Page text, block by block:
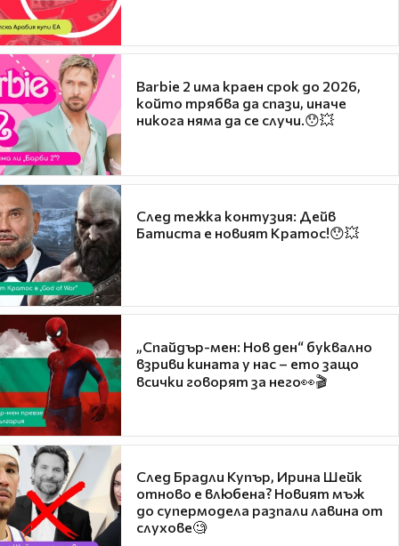
Barbie 2 има краен срок до 2026,
който трябва да спази, иначе
никога няма да се случи.😯💥
След тежка контузия: Дейв
Батиста е новият Кратос!😯💥
„Спайдър-мен: Нов ден“ буквално
взриви кината у нас – ето защо
всички говорят за него👀🎬
След Брадли Купър, Ирина Шейк
отново е влюбена? Новият мъж
до супермодела разпали лавина от
слухове🧐